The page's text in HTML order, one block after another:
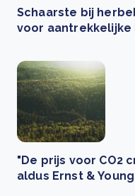
Schaarste bij
voor aantrekkelijke
"De prijs voor CO2
aldus Ernst & Young